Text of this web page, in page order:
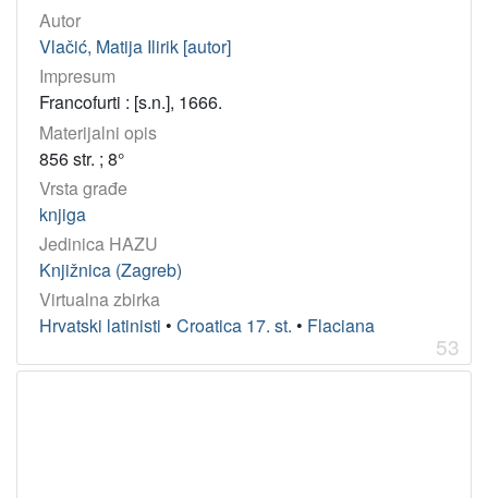
Autor
Vlačić, Matija Ilirik [autor]
Impresum
Francofurti : [s.n.], 1666.
Materijalni opis
856 str. ; 8°
Vrsta građe
knjiga
Jedinica HAZU
Knjižnica (Zagreb)
Virtualna zbirka
Hrvatski latinisti • Croatica 17. st. • Flaciana
53